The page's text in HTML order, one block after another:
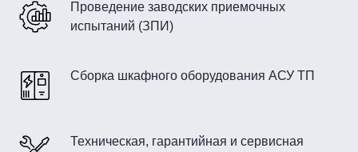
Проведение заводских приемочных
испытаний (ЗПИ)
Сборка шкафного оборудования АСУ ТП
Техническая, гарантийная и сервисная